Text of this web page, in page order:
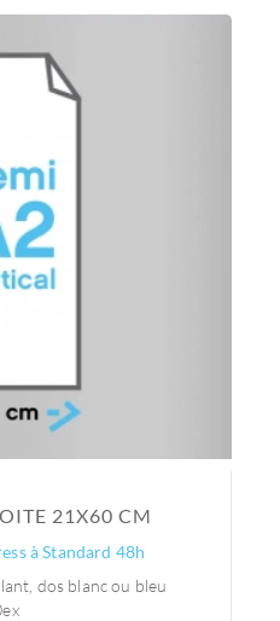
21X60 CM
à Standard 48h
dos blanc ou bleu